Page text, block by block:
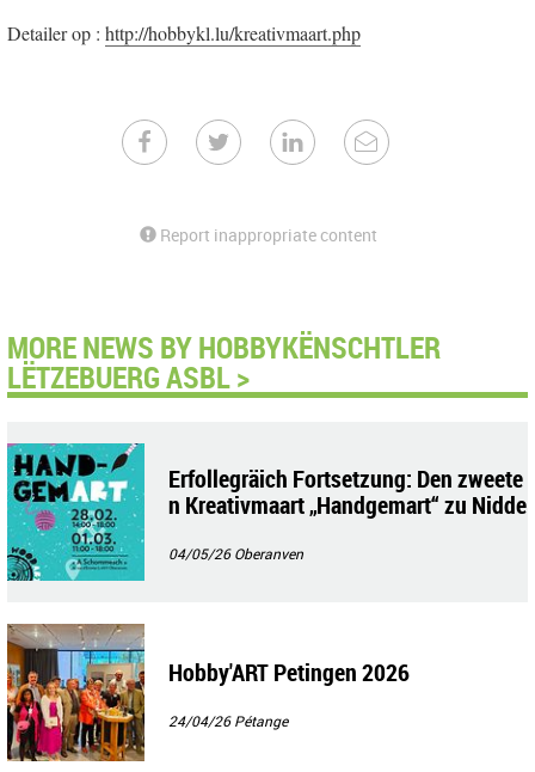
Detailer op : http://hobbykl.lu/kreativmaart.php
Report inappropriate content
MORE NEWS BY HOBBYKËNSCHTLER
LËTZEBUERG ASBL >
Erfollegräich Fortsetzung: Den zweete
n Kreativmaart „Handgemart“ zu Nidde
04/05/26Oberanven
Hobby'ART Petingen 2026
24/04/26Pétange